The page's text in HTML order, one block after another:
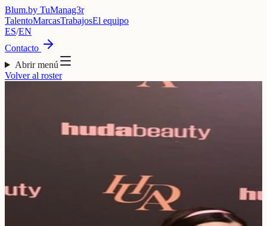
Blum.by TuManag3r
TalentoMarcasTrabajosEl equipo
ES/EN
Contacto
Abrir menú
Volver al roster